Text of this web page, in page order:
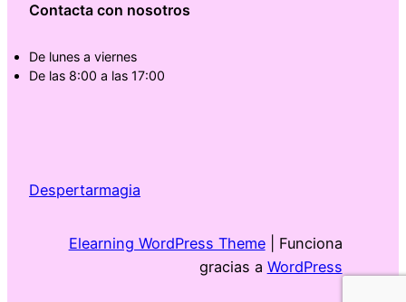
Contacta con nosotros
De lunes a viernes
De las 8:00 a las 17:00
Despertarmagia
Elearning WordPress Theme| Funciona
gracias a WordPress